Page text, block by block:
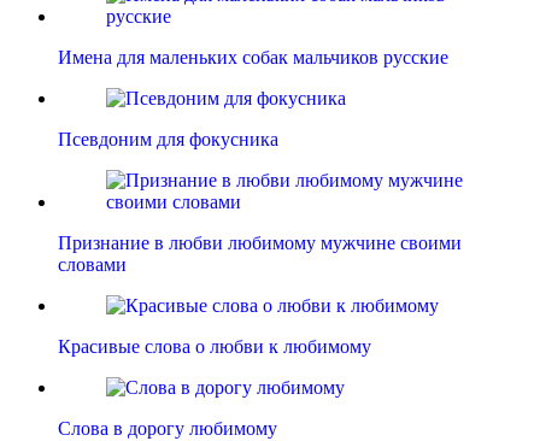
Имена для маленьких собак мальчиков русские
Псевдоним для фокусника
Признание в любви любимому мужчине своими
словами
Красивые слова о любви к любимому
Слова в дорогу любимому